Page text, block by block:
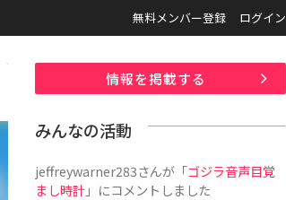
無料メンバー登録 ログイン
情報を掲載する
みんなの活動
jeffreywarner283さんが「ゴジラ音声目覚
まし時計」にコメントしました